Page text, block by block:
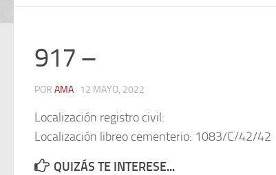
917 –
POR AMA · 12 MAYO, 2022
Localización registro civil:
Localización libreo cementerio: 1083/C/42/42
QUIZÁS TE INTERESE...